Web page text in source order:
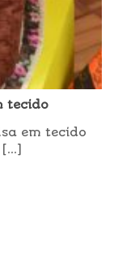
tecido
em tecido